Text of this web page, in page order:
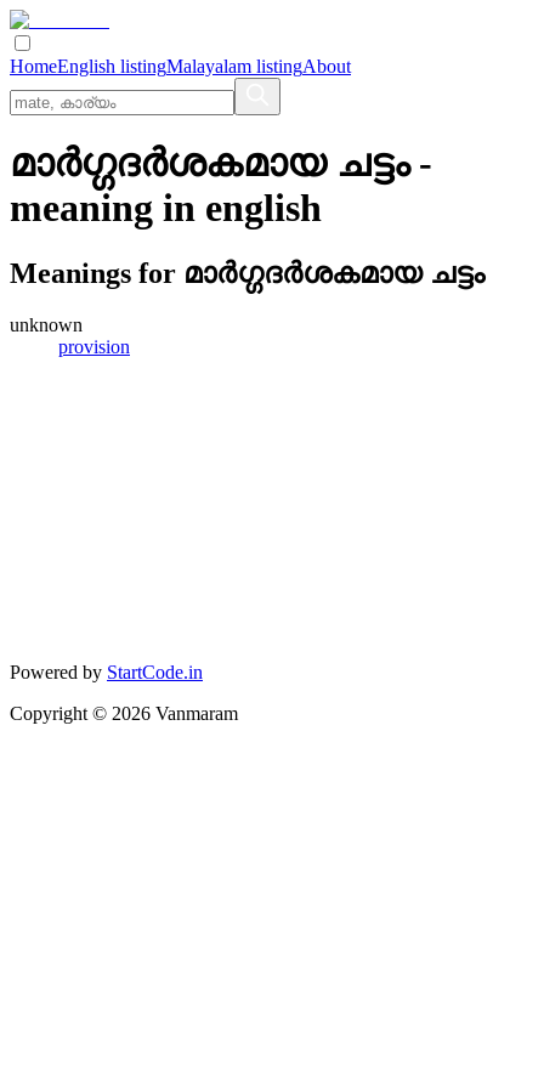
HomeEnglish listingMalayalam listingAbout
മാര്‍ഗ്ഗദര്‍ശകമായ ചട്ടം-
meaning in english
Meanings for മാര്‍ഗ്ഗദര്‍ശകമായ ചട്ടം
unknown
provision
Powered by StartCode.in
Copyright © 2026 Vanmaram